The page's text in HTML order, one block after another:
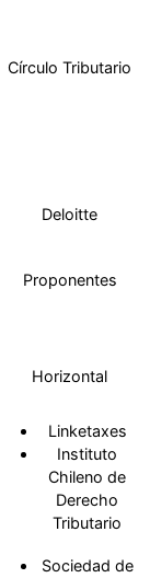
Círculo Tributario
Deloitte
Proponentes
Horizontal
Linketaxes
Instituto
Chileno de
Derecho
Tributario
Sociedad de